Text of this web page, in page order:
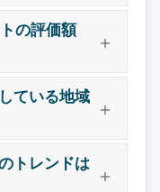
の評価額
ている地域
トレンドは